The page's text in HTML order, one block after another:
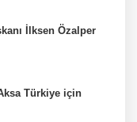
İlksen Özalper
Türkiye için